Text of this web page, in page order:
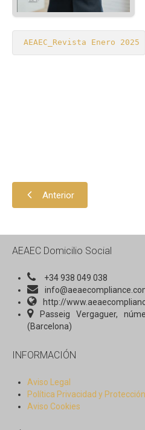
Revista AEAEC: N. 4: Enero 2018
Revista AEAEC: Nº 8 Febrero
Revista AEAEC: Nº 7 Julio 2019
ACTUALIDAD
Decálogo Etico AEAEC
AEAEC_Revista Enero 2025
Anterior
AEAEC Domicilio Social
+34 938 049 038
http://
Passeig Vergaguer,
(Barcelona)
INFORMACIÓN
Aviso Legal
Política Privacidad y
Aviso Cookies